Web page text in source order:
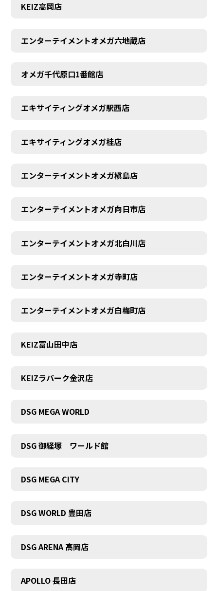
KEIZ高岡店
エンターテイメントオメガ六地蔵店
オメガ千代原口1番館店
エキサイティングオメガ駅西店
エキサイティングオメガ桂店
エンターテイメントオメガ槇島店
エンターテイメントオメガ向日市店
エンターテイメントオメガ北白川店
エンターテイメントオメガ寺町店
エンターテイメントオメガ白梅町店
KEIZ富山田中店
KEIZラパーク金沢店
DSG MEGA WORLD
DSG 御経塚 ワールド館
DSG MEGA CITY
DSG WORLD 豊田店
DSG ARENA 高岡店
APOLLO 長田店